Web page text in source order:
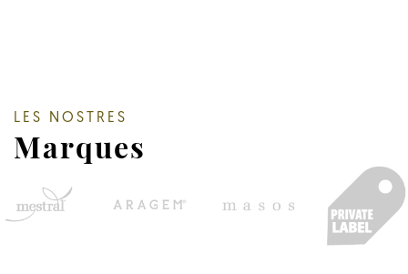
LES NOSTRES
Marques